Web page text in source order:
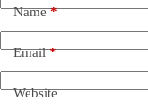
Name*
Email*
Website